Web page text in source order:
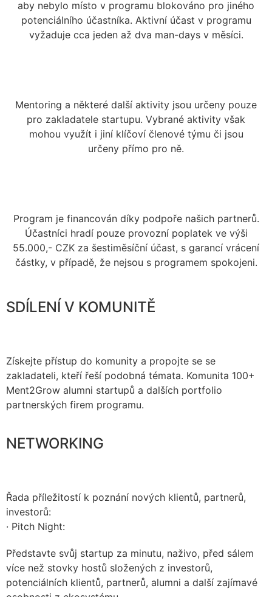
aby nebylo místo v programu blokováno pro jiného
potenciálního účastníka. Aktivní účast v programu
vyžaduje cca jeden až dva man-days v měsíci.
Mentoring a některé další aktivity jsou určeny pouze
pro zakladatele startupu. Vybrané aktivity však
mohou využít i jiní klíčoví členové týmu či jsou
určeny přímo pro ně.
Program je financován díky podpoře našich partnerů.
Účastníci hradí pouze provozní poplatek ve výši
55.000,- CZK za šestiměsíční účast, s garancí vrácení
částky, v případě, že nejsou s programem spokojeni.
SDÍLENÍ V KOMUNITĚ
Získejte přístup do komunity a propojte se se
zakladateli, kteří řeší podobná témata. Komunita 100+
Ment2Grow alumni startupů a dalších portfolio
partnerských firem programu.
NETWORKING
Řada příležitostí k poznání nových klientů, partnerů,
investorů:
· Pitch Night:
Představte svůj startup za minutu, naživo, před sálem
více než stovky hostů složených z investorů,
potenciálních klientů, partnerů, alumni a další zajímavé